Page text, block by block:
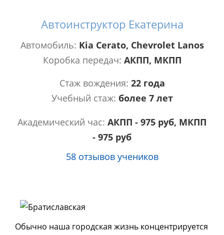
Автоинструктор Екатерина
Автомобиль: Kia Cerato, Chevrolet Lanos
Коробка передач: АКПП, МКПП
Стаж вождения: 22 года
Учебный стаж: более 7 лет
Академический час: АКПП - 975 руб, МКПП
- 975 руб
58 отзывов учеников
Обычно наша городская жизнь концентрируется